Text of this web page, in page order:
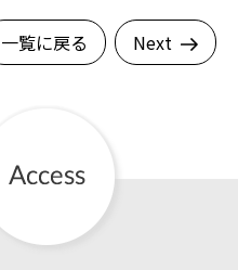
一覧に戻る Next